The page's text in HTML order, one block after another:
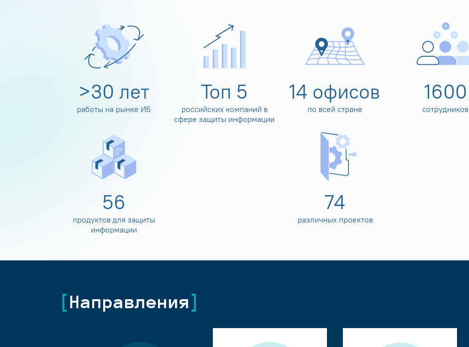
>30 лет
работы на рынке ИБ
Топ 5
российских компаний в
сфере защиты информации
14 офисов
по всей стране
1600
сотрудников
60
продуктов для защиты
информации
80
различных проектов
Направления